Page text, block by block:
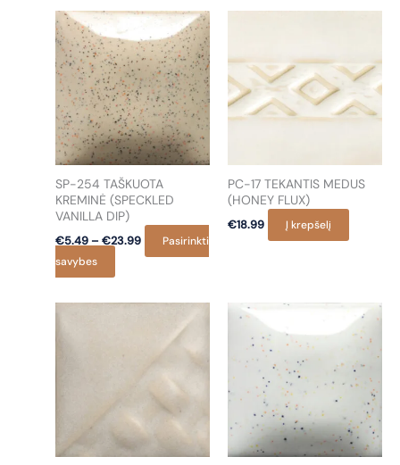
has
multiple
variants.
The
options
may
be
chosen
on
the
product
page
SP-254 TAŠKUOTA
KREMINĖ (SPECKLED
VANILLA DIP)
€5.49 – €23.99PricePasirinkti
savybes
product
has
chosen
PC-17 TEKANTIS MEDUS
(HONEY FLUX)
€18.99 Į krepšelį